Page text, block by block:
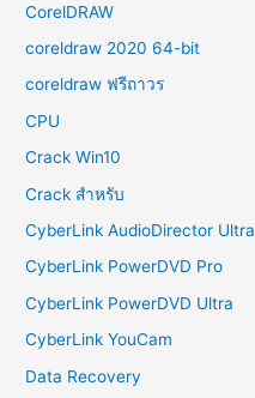
CorelDRAW
coreldraw 2020 64-bit
coreldraw ฟรีถาวร
CPU
Crack Win10
Crack สำหรับ
CyberLink AudioDirector Ultra
CyberLink PowerDVD Pro
CyberLink PowerDVD Ultra
CyberLink YouCam
Data Recovery